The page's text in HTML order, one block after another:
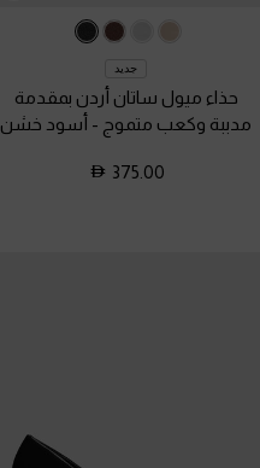
جديد
حذاء ميول ساتان أردن بمقدمة
مدببة وكعب متموج - أسود خشن
375.00